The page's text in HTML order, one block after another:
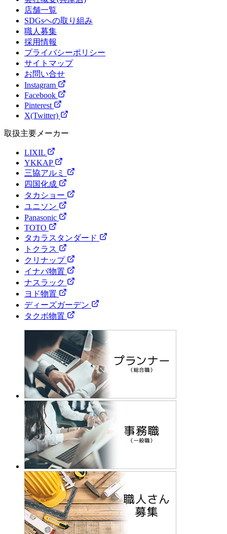
店舗一覧
SDGsへの取り組み
職人募集
採用情報
プライバシーポリシー
サイトマップ
お問い合せ
Instagram
Facebook
Pinterest
X(Twitter)
取扱主要メーカー
LIXIL
YKKAP
三協アルミ
四国化成
タカショー
ユニソン
Panasonic
TOTO
タカラスタンダード
トクラス
クリナップ
イナバ物置
ナスラック
ヨド物置
ディーズガーデン
タクボ物置